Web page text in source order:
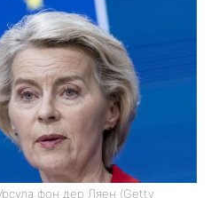
фон дер Ляен (Getty